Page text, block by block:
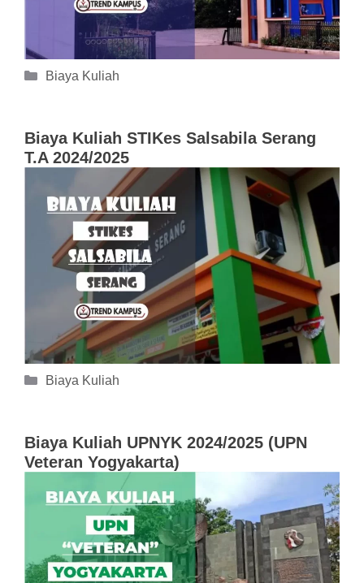
Kategori
Biaya Kuliah
Biaya Kuliah STIKes Salsabila Serang
T.A 2024/2025
Kategori
Biaya Kuliah
Biaya Kuliah UPNYK 2024/2025 (UPN
Veteran Yogyakarta)